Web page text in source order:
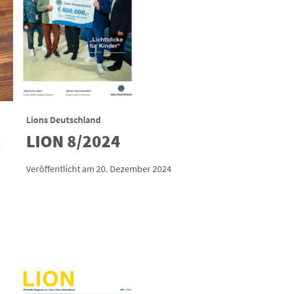
Lions Deutschland
LION 8/2024
Veröffentlicht am 20. Dezember 2024